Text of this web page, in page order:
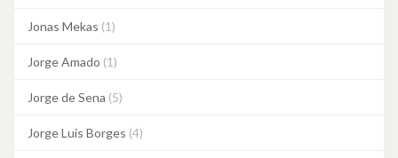
Jonas Mekas (1)
Jorge Amado (1)
Jorge de Sena (5)
Jorge Luis Borges (4)